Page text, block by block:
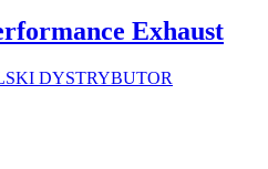
Exhaust
DYSTRYBUTOR